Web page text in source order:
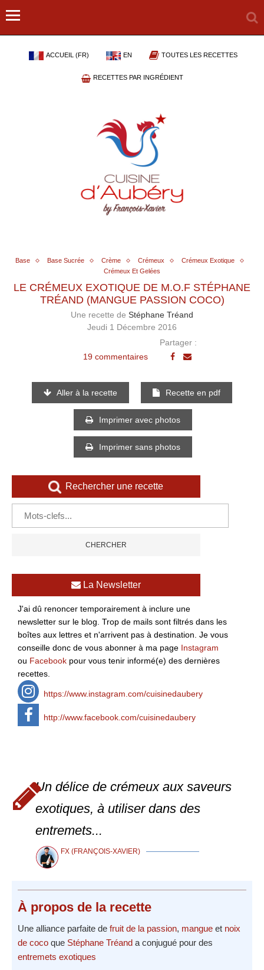
ACCUEIL (FR) EN TOUTES LES RECETTES
RECETTES PAR INGRÉDIENT
Base Base Sucrée Crème Crémeux
Crémeux Exotique
Crémeux Et Gelées
LE CRÉMEUX EXOTIQUE DE M.O.F STÉPHANE
TRÉAND (MANGUE PASSION COCO)
Une recette de Stéphane Tréand
Jeudi 1 Décembre 2016
19 commentaires
Partager :
Aller à la recette Recette en pdf
Imprimer avec photos
Imprimer sans photos
Rechercher une recette
La Newsletter
J'ai dû renoncer temporairement à inclure une
newsletter sur le blog. Trop de mails sont filtrés dans les
boîtes aux lettres et n'arrivent pas à destination. Je vous
conseille donc de vous abonner à ma page Instagram
ou Facebook pour vous tenir informé(e) des dernières
recettes.
https://www.instagram.com/cuisinedaubery
http://www.facebook.com/cuisinedaubery
Un délice de crémeux aux saveurs
exotiques, à utiliser dans des
entremets...
FX (FRANÇOIS-XAVIER)
À propos de la recette
Une alliance parfaite de fruit de la passion, mangue et noix
de coco que Stéphane Tréand a conjugué pour des
entremets exotiques